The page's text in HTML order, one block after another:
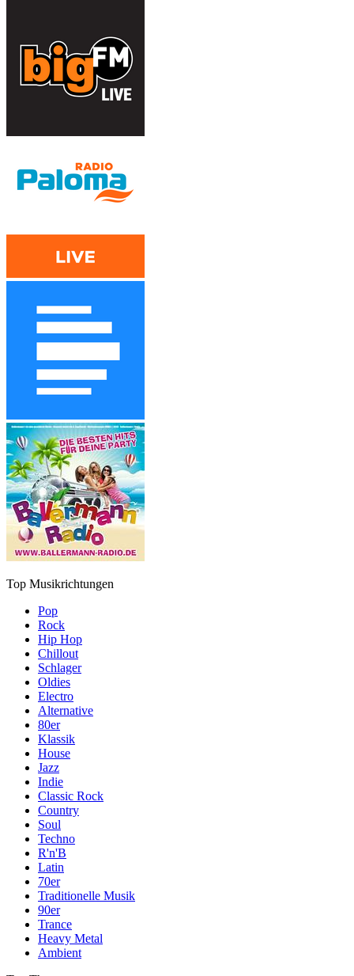
Top Musikrichtungen
Pop
Rock
Hip Hop
Chillout
Schlager
Oldies
Electro
Alternative
80er
Klassik
House
Jazz
Indie
Classic Rock
Country
Soul
Techno
R'n'B
Latin
70er
Traditionelle Musik
90er
Trance
Heavy Metal
Ambient